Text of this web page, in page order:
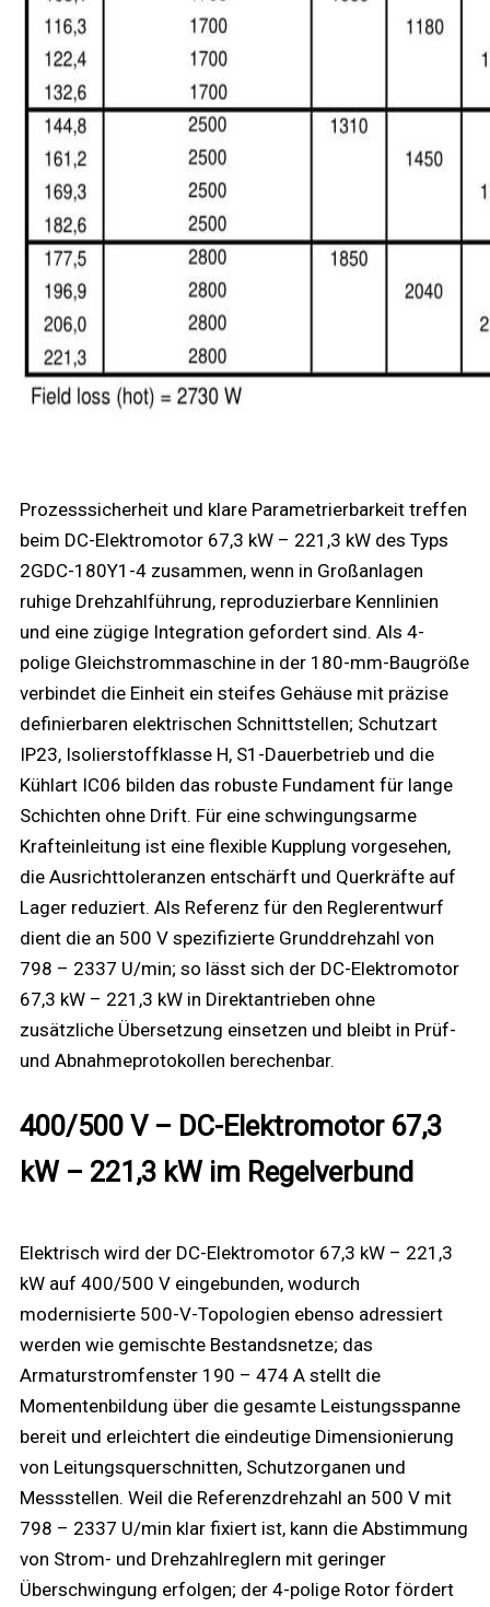
Prozesssicherheit und klare Parametrierbarkeit treffen
beim DC-Elektromotor 67,3 kW – 221,3 kW des Typs
2GDC-180Y1-4 zusammen, wenn in Großanlagen
ruhige Drehzahlführung, reproduzierbare Kennlinien
und eine zügige Integration gefordert sind. Als 4-
polige Gleichstrommaschine in der 180-mm-Baugröße
verbindet die Einheit ein steifes Gehäuse mit präzise
definierbaren elektrischen Schnittstellen; Schutzart
IP23, Isolierstoffklasse H, S1-Dauerbetrieb und die
Kühlart IC06 bilden das robuste Fundament für lange
Schichten ohne Drift. Für eine schwingungsarme
Krafteinleitung ist eine flexible Kupplung vorgesehen,
die Ausrichttoleranzen entschärft und Querkräfte auf
Lager reduziert. Als Referenz für den Reglerentwurf
dient die an 500 V spezifizierte Grunddrehzahl von
798 – 2337 U/min; so lässt sich der DC-Elektromotor
67,3 kW – 221,3 kW in Direktantrieben ohne
zusätzliche Übersetzung einsetzen und bleibt in Prüf-
und Abnahmeprotokollen berechenbar.
400/500 V – DC-Elektromotor 67,3
kW – 221,3 kW im Regelverbund
Elektrisch wird der DC-Elektromotor 67,3 kW – 221,3
kW auf 400/500 V eingebunden, wodurch
modernisierte 500-V-Topologien ebenso adressiert
werden wie gemischte Bestandsnetze; das
Armaturstromfenster 190 – 474 A stellt die
Momentenbildung über die gesamte Leistungsspanne
bereit und erleichtert die eindeutige Dimensionierung
von Leitungsquerschnitten, Schutzorganen und
Messstellen. Weil die Referenzdrehzahl an 500 V mit
798 – 2337 U/min klar fixiert ist, kann die Abstimmung
von Strom- und Drehzahlreglern mit geringer
Überschwingung erfolgen; der 4-polige Rotor fördert